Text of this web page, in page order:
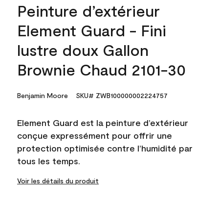
Peinture d’extérieur
Element Guard - Fini
lustre doux Gallon
Brownie Chaud 2101-30
Benjamin Moore SKU# ZWB100000002224757
Element Guard est la peinture d’extérieur
conçue expressément pour offrir une
protection optimisée contre l’humidité par
tous les temps.
Voir les détails du produit